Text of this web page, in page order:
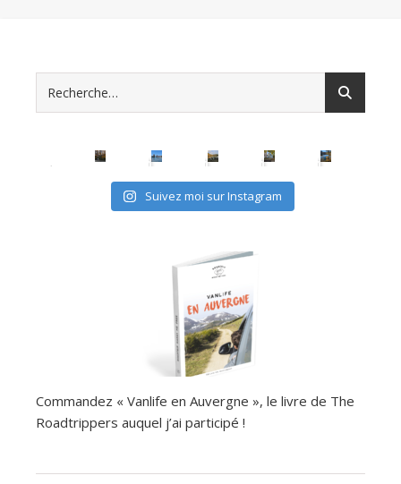
Suivez moi sur Instagram
Commandez « Vanlife en Auvergne », le livre de The
Roadtrippers auquel j’ai participé !